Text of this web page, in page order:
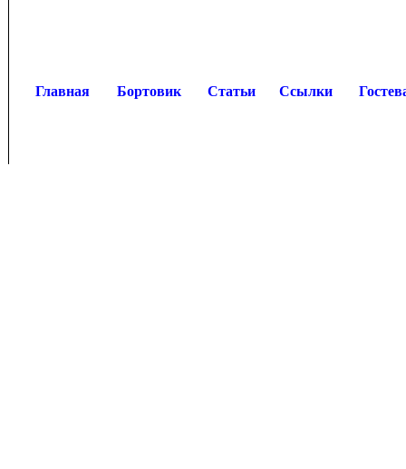
Главная Бортовик Статьи Ссылки